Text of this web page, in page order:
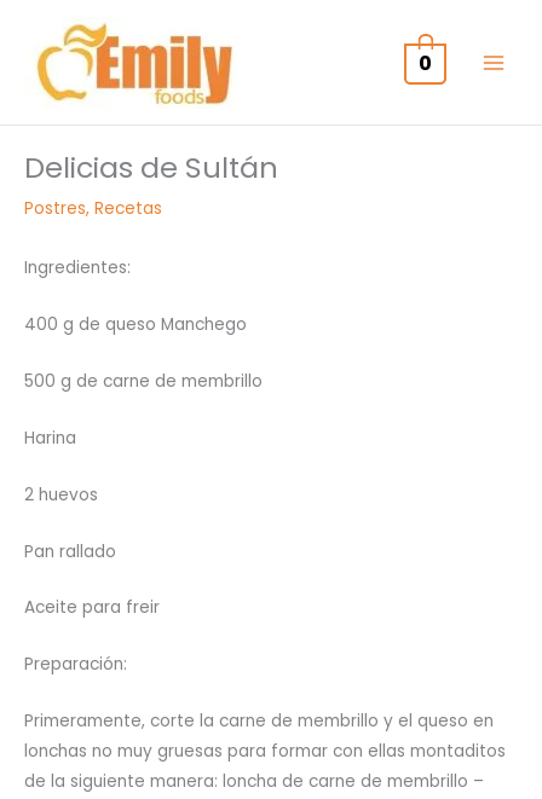
contenido
0
Delicias de Sultán
Postres, Recetas
Ingredientes:
400 g de queso Manchego
500 g de carne de membrillo
Harina
2 huevos
Pan rallado
Aceite para freir
Preparación:
Primeramente, corte la carne de membrillo y el queso en
lonchas no muy gruesas para formar con ellas montaditos
de la siguiente manera: loncha de carne de membrillo –